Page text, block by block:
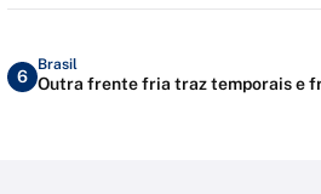
6
Brasil
Outra frente fria traz temporais e